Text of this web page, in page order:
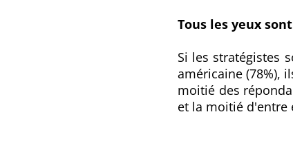
Tous les yeux
Si les stratégistes
américaine (78%),
moitié des
et la moitié d'entre